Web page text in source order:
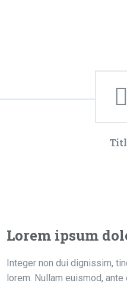
Lorem ipsum
Integer non dui dignissim,
lorem. Nullam euismod,